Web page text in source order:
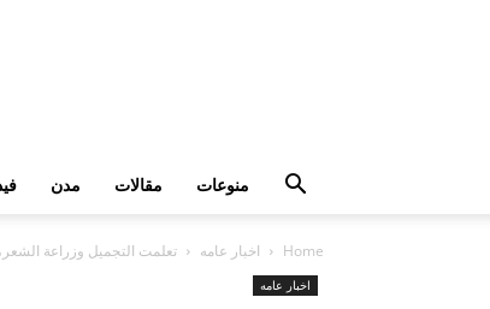
مدن مقالات منوعات
Home اخبار عامه تعلمت التجميل وزراعة
اخبار عامه